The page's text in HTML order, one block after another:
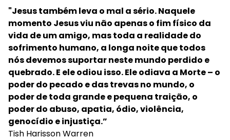
"Jesus também leva o mal a sério. Naquele
momento Jesus viu não apenas o fim físico da
vida de um amigo, mas toda a realidade do
sofrimento humano, a longa noite que todos
nós devemos suportar neste mundo perdido e
quebrado. E ele odiou isso. Ele odiava a Morte – o
poder do pecado e das trevas no mundo, o
poder de toda grande e pequena traição, o
poder do abuso, apatia, ódio, violência,
genocídio e injustiça.”
Tish Harisson Warren